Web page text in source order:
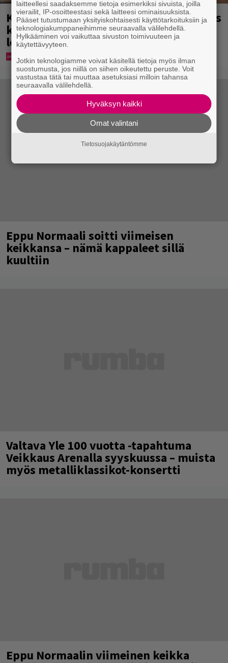
Karita Tykän ja Sami Saikkosen rakkaus
kukoistaa – vähäpukeista hempeilyä ja
leveitä virnistyksiä laiturilla
Eppu Normaali soitti viimeisen
keikkansa – nämä kappaleet sillä
kuultiin
Valtava Yle 100 vuotta -tapahtuma
Veikkaus Arenalla syyskuussa – muista
myös metalliklassikot-konsertti
Eppu Normaalin viimeinen keikka
laitteellesi saadaksemme tietoja esimerkiksi sivuista, joilla
vierailit, IP-osoitteestasi sekä laitteesi ominaisuuksista.
Pääset tutustumaan yksityiskohtaisesti käyttötarkoituksiin ja
teknologiakumppaneihimme seuraavalla välilehdellä.
Hylkääminen voi vaikuttaa sivuston toimivuuteen ja
käytettävyyteen.
Jotkin teknologiamme voivat käsitellä tietoja myös ilman
suostumusta, jos niillä on siihen oikeutettu peruste. Voit
vastustaa tätä tai muuttaa asetuksiasi milloin tahansa
seuraavalla välilehdellä.
Hyväksyn kaikki
Omat valintani
Tietosuojakäytäntömme